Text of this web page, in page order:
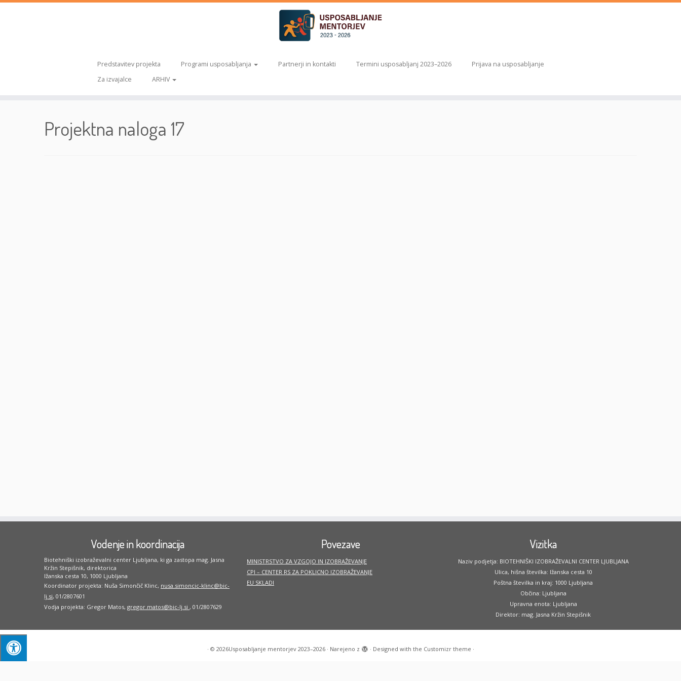
Predstavitev projekta Programi usposabljanja Partnerji in kontakti Termini usposabljanj 2023–2026
Prijava na usposabljanje
Za izvajalce
ARHIV
Projektna naloga 17
Vodenje in koordinacija
Biotehniški izobraževalni center Ljubljana, ki ga zastopa mag. Jasna
Kržin Stepišnik, direktorica
Ižanska cesta 10, 1000 Ljubljana
Koordinator projekta: Nuša Simončič Klinc, nusa.simoncic-klinc@bic-
lj.si, 01/2807601
Vodja projekta: Gregor Matos, gregor.matos@bic-lj.si , 01/2807629
Povezave
MINISTRSTVO ZA VZGOJO IN IZOBRAŽEVANJE
CPI – CENTER RS ZA POKLICNO IZOBRAŽEVANJE
EU SKLADI
Vizitka
Naziv podjetja: BIOTEHNIŠKI IZOBRAŽEVALNI CENTER LJUBLJANA
Ulica, hišna številka: Ižanska cesta 10
Poštna številka in kraj: 1000 Ljubljana
Občina: Ljubljana
Upravna enota: Ljubljana
Direktor: mag. Jasna Kržin Stepišnik
· © 2026Usposabljanje mentorjev 2023–2026· Narejeno z · Designed with the Customizr theme ·